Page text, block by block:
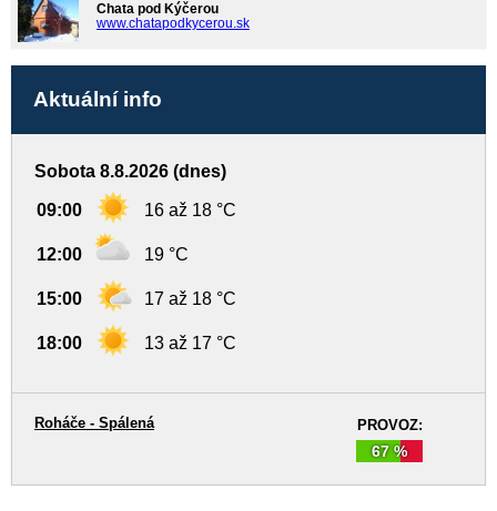
Chata pod Kýčerou
www.chatapodkycerou.sk
Aktuální info
Sobota 8.8.2026 (dnes)
09:00 16 až 18 °C
12:00 19 °C
15:00 17 až 18 °C
18:00 13 až 17 °C
PROVOZ:
67 %
Roháče - Spálená